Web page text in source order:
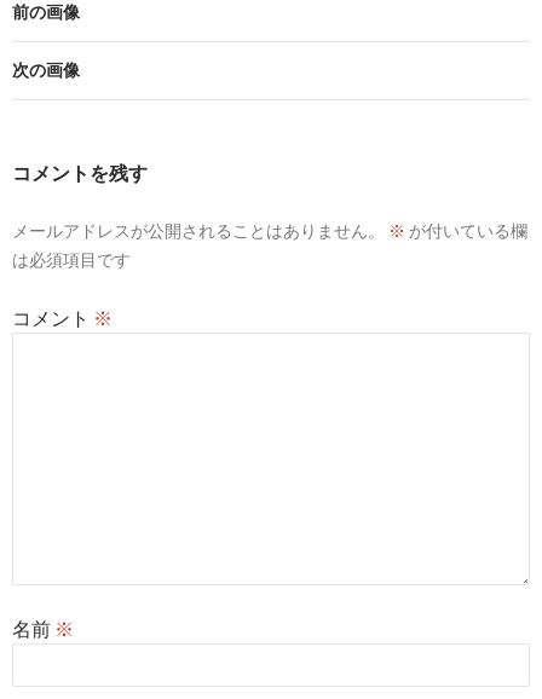
前の画像
次の画像
コメントを残す
メールアドレスが公開されることはありません。 ※ が付いている欄
は必須項目です
コメント ※
名前 ※